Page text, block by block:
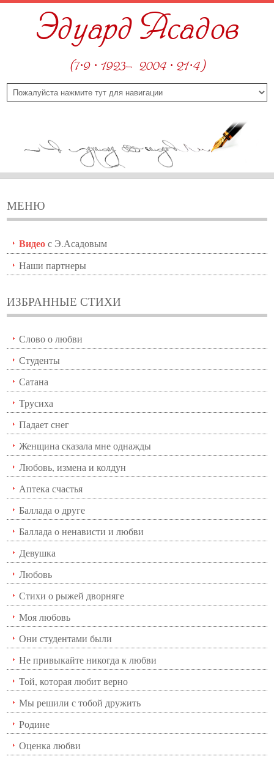
Эдуард Асадов
(7·9 · 1923—2004 · 21·4)
МЕНЮ
Видеос Э.Асадовым
Наши партнеры
ИЗБРАННЫЕ СТИХИ
Слово о любви
Студенты
Сатана
Трусиха
Падает снег
Женщина сказала мне однажды
Любовь, измена и колдун
Аптека счастья
Баллада о друге
Баллада о ненависти и любви
Девушка
Любовь
Стихи о рыжей дворняге
Моя любовь
Они студентами были
Не привыкайте никогда к любви
Той, которая любит верно
Мы решили с тобой дружить
Родине
Оценка любви